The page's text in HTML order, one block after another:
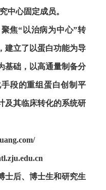
中心固定成员。
焦“以治病为中心”转
建立了以蛋白功能为导
基础，以高通量制备分
段的重组蛋白创制平
及其临床转化的系统研
士后、博士生和研究生